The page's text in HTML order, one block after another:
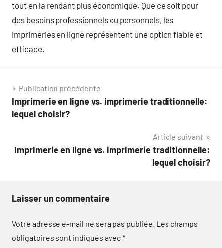
tout en la rendant plus économique. Que ce soit pour
des besoins professionnels ou personnels, les
imprimeries en ligne représentent une option fiable et
efficace.
Navigation
de
Publication précédente
Imprimerie en ligne vs. imprimerie traditionnelle:
lequel choisir?
Article suivant
Imprimerie en ligne vs. imprimerie traditionnelle:
lequel choisir?
Laisser un commentaire
Votre adresse e-mail ne sera pas publiée. Les champs
obligatoires sont indiqués avec*